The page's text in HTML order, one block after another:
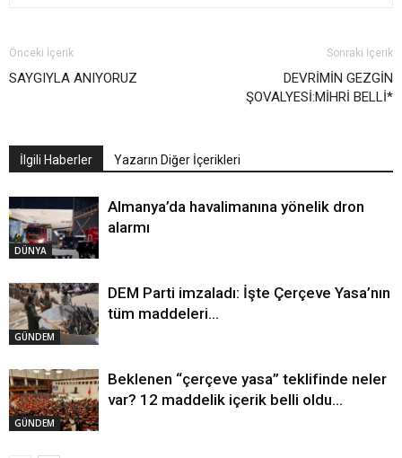
Önceki İçerik
SAYGIYLA ANIYORUZ
Sonraki İçerik
DEVRİMİN GEZGİN
ŞOVALYESİ:MİHRİ BELLİ*
İlgili Haberler Yazarın Diğer İçerikleri
DÜNYA
Almanya’da havalimanına yönelik dron
alarmı
GÜNDEM
DEM Parti imzaladı: İşte Çerçeve Yasa’nın
tüm maddeleri…
GÜNDEM
Beklenen “çerçeve yasa” teklifinde neler
var? 12 maddelik içerik belli oldu…